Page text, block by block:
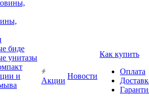
биде
унитазы
и
Акции
Новости
Как купить
Оплата